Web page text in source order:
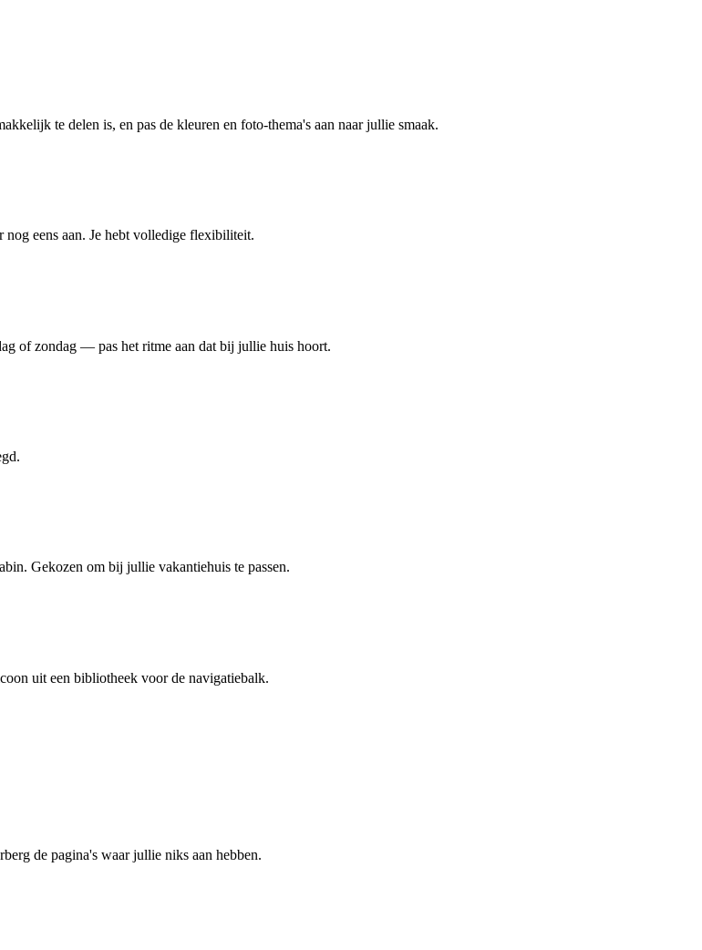
te delen is, en pas de kleuren en foto-thema's aan naar jullie smaak.
eens aan. Je hebt volledige flexibiliteit.
of zondag — pas het ritme aan dat bij jullie huis hoort.
Gekozen om bij jullie vakantiehuis te passen.
uit een bibliotheek voor de navigatiebalk.
de pagina's waar jullie niks aan hebben.